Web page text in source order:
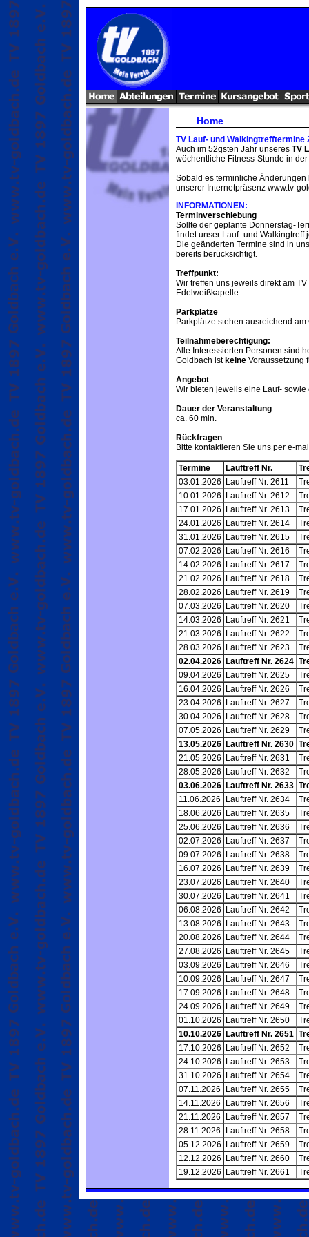
Home
TV Lauf- und Walkingtrefftermine
Auch im 52gsten Jahr unseres TV
wöchentliche Fitness-Stunde in
Sobald es terminliche
unserer Internetpräsenz www.tv-
INFORMATIONEN:
Terminverschiebung
Sollte der geplante Donnerstag-
findet unser Lauf- und Walkingtreff
Die geänderten Termine sind in
bereits berücksichtigt.
Treffpunkt:
Wir treffen uns jeweils direkt am
Edelweißkapelle.
Parkplätze
Parkplätze stehen ausreichend
Teilnahmeberechtigung:
Alle Interessierten Personen sind
Goldbach ist keine Voraussetzung
Angebot
Wir bieten jeweils eine Lauf-
Dauer der Veranstaltung
ca. 60 min.
Rückfragen
Bitte kontaktieren Sie uns per e-
Termine Lauftreff Nr.
03.01.2026
Lauftreff Nr. 2611
10.01.2026
Lauftreff Nr. 2612
17.01.2026
Lauftreff Nr. 2613
24.01.2026
Lauftreff Nr. 2614
31.01.2026
Lauftreff Nr. 2615
07.02.2026
Lauftreff Nr. 2616
14.02.2026
Lauftreff Nr. 2617
21.02.2026
Lauftreff Nr. 2618
28.02.2026
Lauftreff Nr. 2619
07.03.2026
Lauftreff Nr. 2620
14.03.2026
Lauftreff Nr. 2621
21.03.2026
Lauftreff Nr. 2622
28.03.2026
Lauftreff Nr. 2623
02.04.2026 Lauftreff Nr. 2624
09.04.2026
Lauftreff Nr. 2625
16.04.2026
Lauftreff Nr. 2626
23.04.2026
Lauftreff Nr. 2627
30.04.2026
Lauftreff Nr. 2628
07.05.2026
Lauftreff Nr. 2629
13.05.2026 Lauftreff Nr. 2630
21.05.2026
Lauftreff Nr. 2631
28.05.2026
Lauftreff Nr. 2632
03.06.2026 Lauftreff Nr. 2633
11.06.2026
Lauftreff Nr. 2634
18.06.2026
Lauftreff Nr. 2635
25.06.2026
Lauftreff Nr. 2636
02.07.2026
Lauftreff Nr. 2637
09.07.2026
Lauftreff Nr. 2638
16.07.2026
Lauftreff Nr. 2639
23.07.2026
Lauftreff Nr. 2640
30.07.2026
Lauftreff Nr. 2641
06.08.2026
Lauftreff Nr. 2642
13.08.2026
Lauftreff Nr. 2643
20.08.2026
Lauftreff Nr. 2644
27.08.2026
Lauftreff Nr. 2645
03.09.2026
Lauftreff Nr. 2646
10.09.2026
Lauftreff Nr. 2647
17.09.2026
Lauftreff Nr. 2648
24.09.2026
Lauftreff Nr. 2649
01.10.2026
Lauftreff Nr. 2650
10.10.2026 Lauftreff Nr. 2651
17.10.2026
Lauftreff Nr. 2652
24.10.2026
Lauftreff Nr. 2653
31.10.2026
Lauftreff Nr. 2654
07.11.2026
Lauftreff Nr. 2655
14.11.2026
Lauftreff Nr. 2656
21.11.2026
Lauftreff Nr. 2657
28.11.2026
Lauftreff Nr. 2658
05.12.2026
Lauftreff Nr. 2659
12.12.2026
Lauftreff Nr. 2660
19.12.2026
Lauftreff Nr. 2661